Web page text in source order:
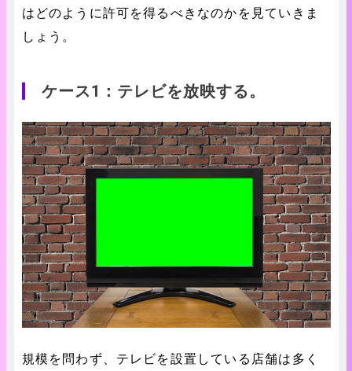
はどのように許可を得るべきなのかを見ていきま
しょう。
ケース1：テレビを放映する。
規模を問わず、テレビを設置している店舗は多く